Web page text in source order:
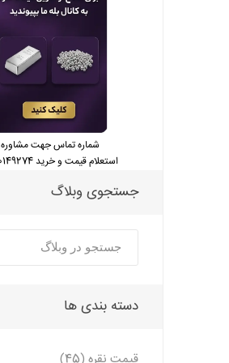
شماره تماس جهت مشاوره
استعلام قیمت و خرید 09120149274
جستجوی وبلاگ
دسته بندی ها
قیمت نقره (45)